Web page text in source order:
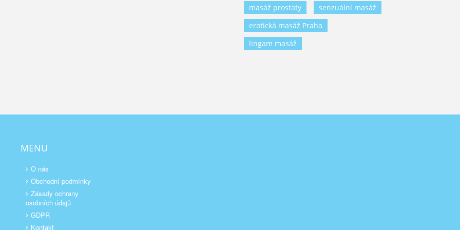
masáž prostaty
senzuální masáž
erotická masáž Praha
lingam masáž
MENU
O nás
Obchodní podmínky
Zásady ochrany
osobních údajů
GDPR
Kontakt